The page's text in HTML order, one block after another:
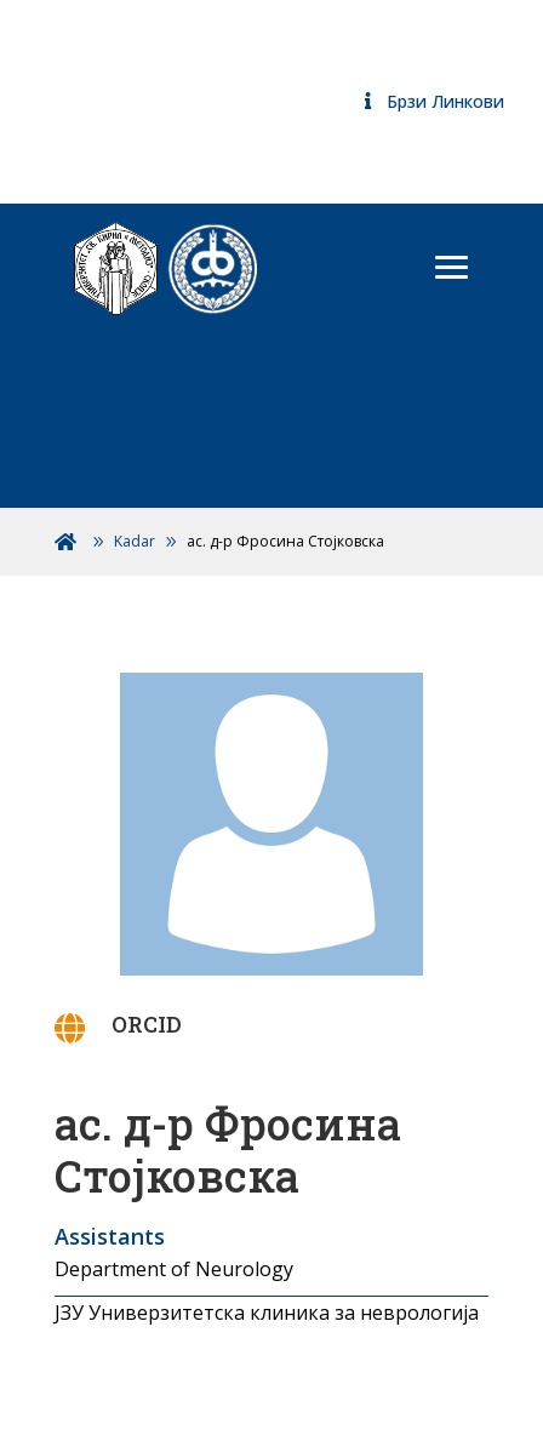
Брзи Линкови
 Kadar ас. д-р Фросина Стојковска
 ORCID
ас. д-р Фросина
Стојковска
Assistants
Department of Neurology
ЈЗУ Универзитетска клиника за неврологија